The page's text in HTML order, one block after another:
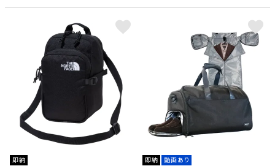
即納 即納 動画あり